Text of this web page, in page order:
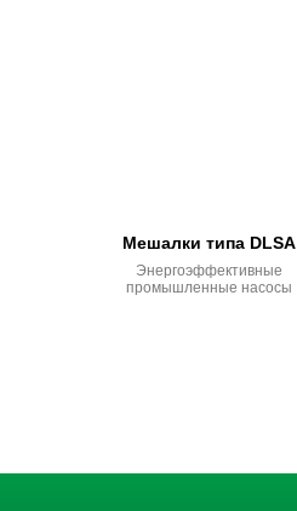
Мешалки типа DLSA
Энергоэффективные
промышленные насосы